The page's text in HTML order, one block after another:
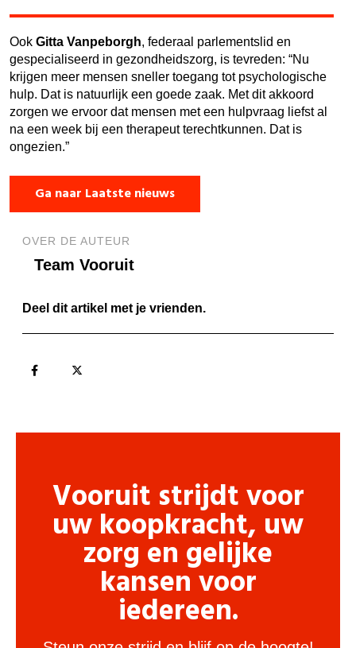
Ook Gitta Vanpeborgh, federaal parlementslid en
gespecialiseerd in gezondheidszorg, is tevreden: “Nu
krijgen meer mensen sneller toegang tot psychologische
hulp. Dat is natuurlijk een goede zaak. Met dit akkoord
zorgen we ervoor dat mensen met een hulpvraag liefst al
na een week bij een therapeut terechtkunnen. Dat is
ongezien.”
Ga naar Laatste nieuws
OVER DE AUTEUR
Team Vooruit
Deel dit artikel met je vrienden.
Vooruit strijdt voor
uw koopkracht, uw
zorg en gelijke
kansen voor
iedereen.